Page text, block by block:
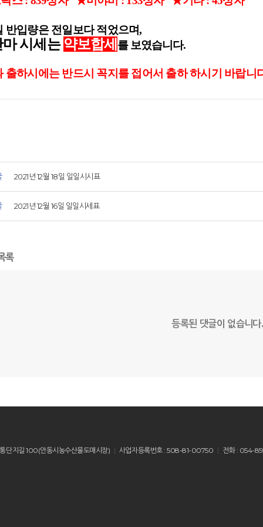
입량은 전일보다 적었으며,
마 시세는 약보합세 를 보였습니다.
출하시에는 반드시 꼭지를 접어서 출하 하시기 바랍니
2021년 12월 18일 일일시시표
2021년 12월 16일 일일시세표
록
등록된 댓글이 없습니다.
단지길 100(안동시농수산물도매시장) 사업자등록번호 : 508-81-00750 전화 : 054-